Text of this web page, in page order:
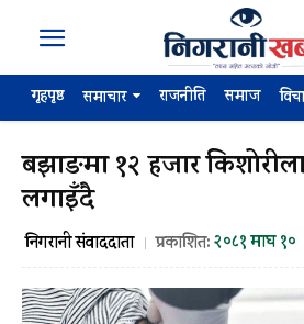
गृहपृष्ठ समाचार राजनीति समाज
बझाङमा १२ हजार
लगाइँदै
निगरानी संवाददाता प्रकाशित:२०८१ माघ १०